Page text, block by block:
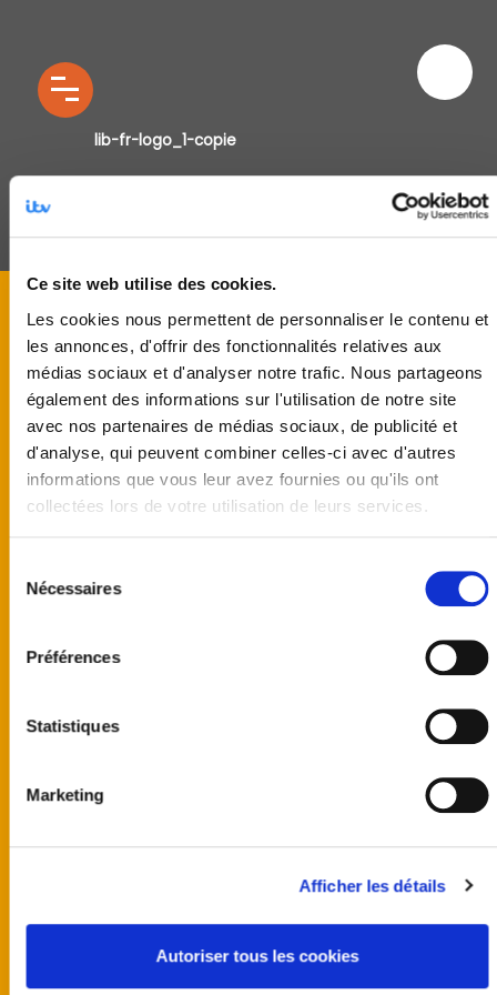
Ce site web utilise des cookies.
Les cookies nous permettent de personnaliser le contenu et
les annonces, d'offrir des fonctionnalités relatives aux
médias sociaux et d'analyser notre trafic. Nous partageons
également des informations sur l'utilisation de notre site
avec nos partenaires de médias sociaux, de publicité et
d'analyse, qui peuvent combiner celles-ci avec d'autres
informations que vous leur avez fournies ou qu'ils ont
collectées lors de votre utilisation de leurs services.
Nécessaires
Préférences
Statistiques
Marketing
Afficher les détails
Autoriser tous les cookies
lib-fr-logo_1-copie
United kingdom
Finland
Sweden
United States